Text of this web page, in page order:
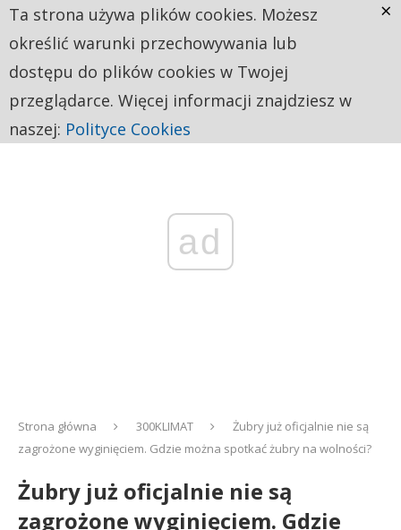
ad
Strona główna 300KLIMAT
Żubry już oficjalnie nie są
zagrożone wyginięciem. Gdzie można spotkać żubry na wolności?
Żubry już oficjalnie nie są
zagrożone wyginięciem. Gdzie
Ta strona używa plików cookies. Możesz
określić warunki przechowywania lub
dostępu do plików cookies w Twojej
przeglądarce. Więcej informacji znajdziesz w
naszej: Polityce Cookies
×